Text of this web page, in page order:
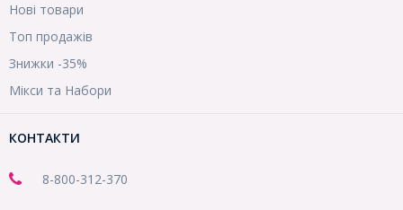
Нові товари
Топ продажів
Знижки -35%
Мікси та Набори
КОНТАКТИ
8-800-312-370